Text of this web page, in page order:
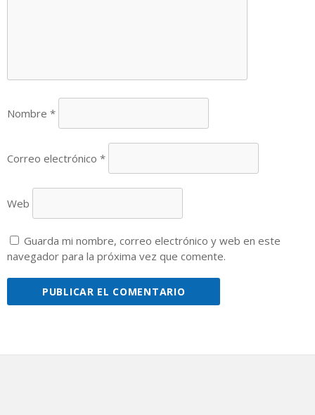
Nombre *
Correo electrónico *
Web
Guarda mi nombre, correo electrónico y web en este
navegador para la próxima vez que comente.